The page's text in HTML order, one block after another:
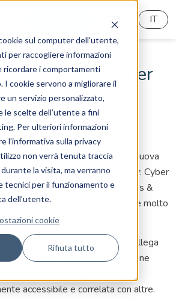
sul computer dell'utente,
per raccogliere informazioni
ricordare i comportamenti
cookie servono a migliorare il
un servizio personalizzato,
le scelte dell’utente a fini
Per ulteriori informazioni
l'informativa sulla privacy
non verrà tenuta traccia
la visita, ma verranno
tecnici per il funzionamento e
dell’utente.
cookie
Rifiuta tutto
IT
rete distribuita per
IT
piattaforma integrata, cuore
della sicurezza informatica di nuova
ogni aspetto della Cyber Security: Cyber
MITRE ATT&CK, Feeds &
incidenti, Security Advisories e molto
ReeVo CyberGrid
collega
Security, fornendo una visione
accessibile e correlata con altre.